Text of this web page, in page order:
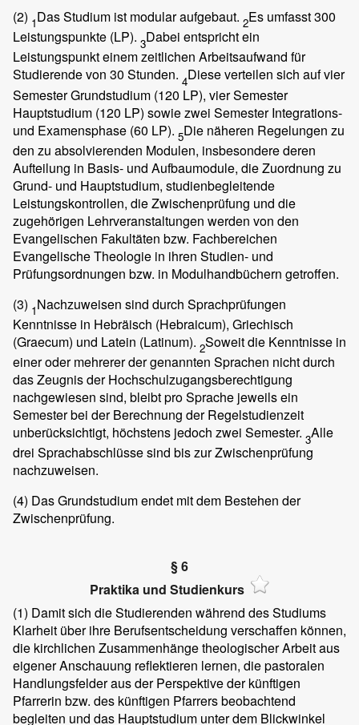
(2) 1Das Studium ist modular aufgebaut. 2Es umfasst 300
Leistungspunkte (LP). 3Dabei entspricht ein
Leistungspunkt einem zeitlichen Arbeitsaufwand für
Studierende von 30 Stunden. 4Diese verteilen sich auf vier
Semester Grundstudium (120 LP), vier Semester
Hauptstudium (120 LP) sowie zwei Semester Integrations-
und Examensphase (60 LP). 5Die näheren Regelungen zu
den zu absolvierenden Modulen, insbesondere deren
Aufteilung in Basis- und Aufbaumodule, die Zuordnung zu
Grund- und Hauptstudium, studienbegleitende
Leistungskontrollen, die Zwischenprüfung und die
zugehörigen Lehrveranstaltungen werden von den
Evangelischen Fakultäten bzw. Fachbereichen
Evangelische Theologie in ihren Studien- und
Prüfungsordnungen bzw. in Modulhandbüchern getroffen.
(3) 1Nachzuweisen sind durch Sprachprüfungen
Kenntnisse in Hebräisch (Hebraicum), Griechisch
(Graecum) und Latein (Latinum). 2Soweit die Kenntnisse in
einer oder mehrerer der genannten Sprachen nicht durch
das Zeugnis der Hochschulzugangsberechtigung
nachgewiesen sind, bleibt pro Sprache jeweils ein
Semester bei der Berechnung der Regelstudienzeit
unberücksichtigt, höchstens jedoch zwei Semester. 3Alle
drei Sprachabschlüsse sind bis zur Zwischenprüfung
nachzuweisen.
(4) Das Grundstudium endet mit dem Bestehen der
Zwischenprüfung.
§ 6
Praktika und Studienkurs
(1) Damit sich die Studierenden während des Studiums
Klarheit über ihre Berufsentscheidung verschaffen können,
die kirchlichen Zusammenhänge theologischer Arbeit aus
eigener Anschauung reflektieren lernen, die pastoralen
Handlungsfelder aus der Perspektive der künftigen
Pfarrerin bzw. des künftigen Pfarrers beobachtend
begleiten und das Hauptstudium unter dem Blickwinkel